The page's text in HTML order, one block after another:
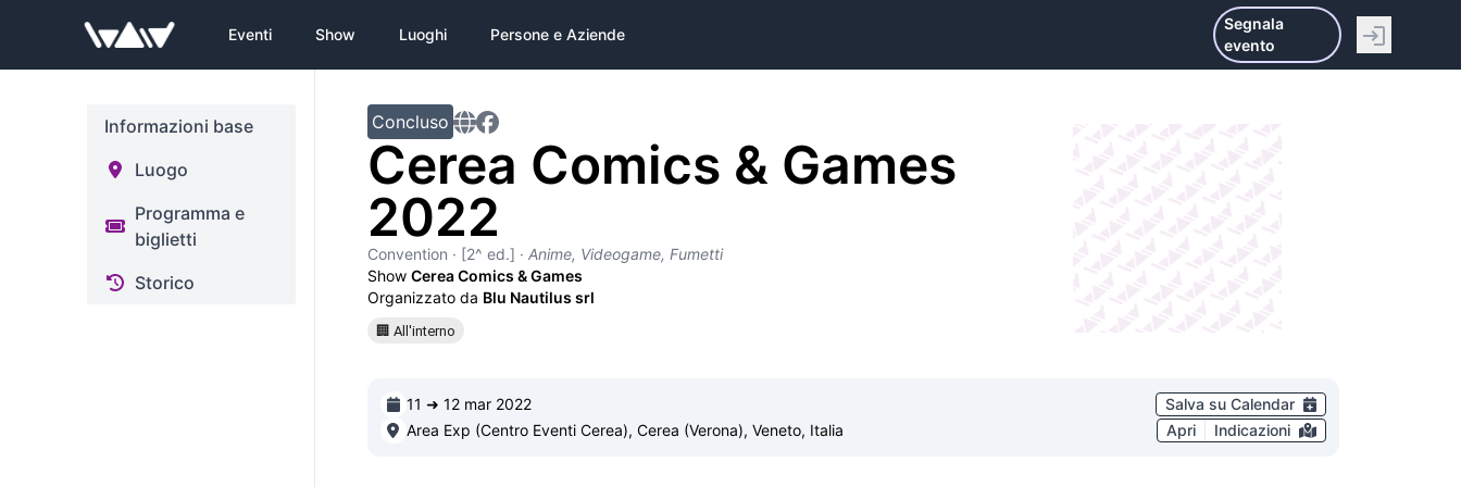
Eventi Show Luoghi Persone e Aziende
Segnala
evento
Informazioni base
Luogo
Programma e
biglietti
Storico
Concluso
Cerea Comics & Games
2022
Convention · [2^ ed.] · Anime, Videogame, Fumetti
Show Cerea Comics & Games
Organizzato da Blu Nautilus srl
🏢 All'interno
11 ➜ 12 mar 2022
Salva su Calendar
Area Exp (Centro Eventi Cerea), Cerea (Verona), Veneto, Italia
Apri Indicazioni